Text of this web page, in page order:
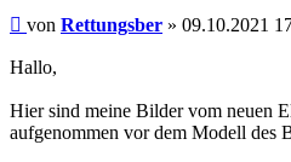
Beitrag
von Rettungsber » 09.10.2021
Hallo,
Hier sind meine Bilder vom neuen
aufgenommen vor dem Modell des